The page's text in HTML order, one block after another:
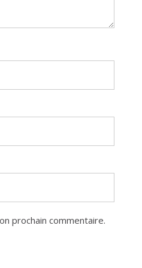
prochain commentaire.